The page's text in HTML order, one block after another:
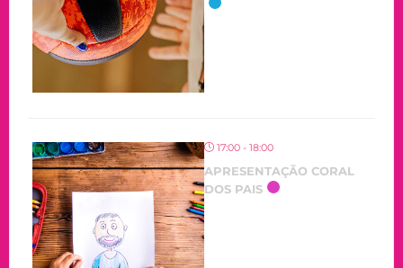
17:00 - 18:00
APRESENTAÇÃO CORAL
DOS PAIS